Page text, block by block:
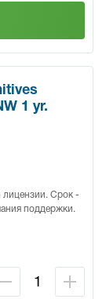
1 yr.
лицензии. Срок -
поддержки.